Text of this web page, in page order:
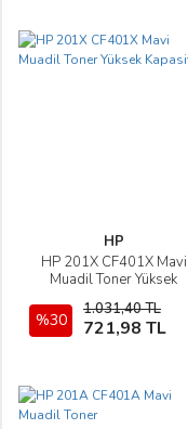
HP
HP 201X CF401X Mavi
Muadil Toner Yüksek
%30
1.031,40 TL
721,98 TL
İncele
Sepete Ekle